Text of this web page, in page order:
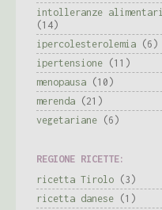
intolleranze alimentari
(14)
ipercolesterolemia (6)
ipertensione (11)
menopausa (10)
merenda (21)
vegetariane (6)
REGIONE RICETTE:
ricetta Tirolo (3)
ricetta danese (1)